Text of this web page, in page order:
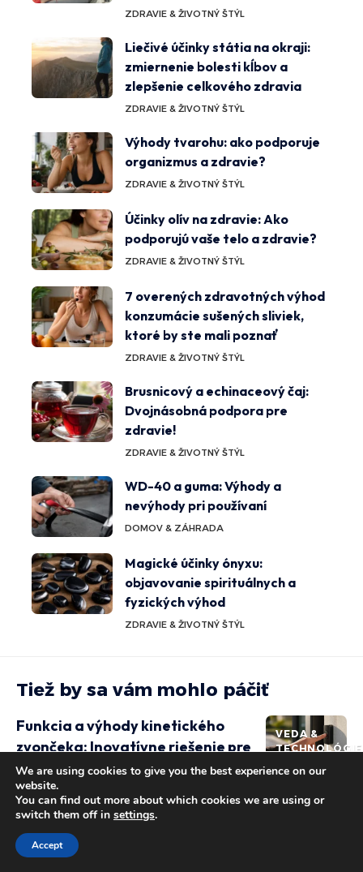
ZDRAVIE & ŽIVOTNÝ ŠTÝL
Liečivé účinky státia na okraji:
zmiernenie bolesti kĺbov a
zlepšenie celkového zdravia
ZDRAVIE & ŽIVOTNÝ ŠTÝL
Výhody tvarohu: ako podporuje
organizmus a zdravie?
ZDRAVIE & ŽIVOTNÝ ŠTÝL
Účinky olív na zdravie: Ako
podporujú vaše telo a zdravie?
ZDRAVIE & ŽIVOTNÝ ŠTÝL
7 overených zdravotných výhod
konzumácie sušených sliviek,
ktoré by ste mali poznať
ZDRAVIE & ŽIVOTNÝ ŠTÝL
Brusnicový a echinaceový čaj:
Dvojnásobná podpora pre
zdravie!
ZDRAVIE & ŽIVOTNÝ ŠTÝL
WD-40 a guma: Výhody a
nevýhody pri používaní
DOMOV & ZÁHRADA
Magické účinky ónyxu:
objavovanie spirituálnych a
fyzických výhod
ZDRAVIE & ŽIVOTNÝ ŠTÝL
Tiež by sa vám mohlo páčiť
VEDA &
TECHNOLÓGIE
Funkcia a výhody kinetického
zvončeka: Inovatívne riešenie pre
úsporu energie
SIMONA KOVÁCOVÁ
Funkcia termostatu kotla: Tipy
na optimalizáciu vykurovania
vášho domova
We are using cookies to give you the best experience on our
website.
You can find out more about which cookies we are using or
switch them off in settings.
Accept